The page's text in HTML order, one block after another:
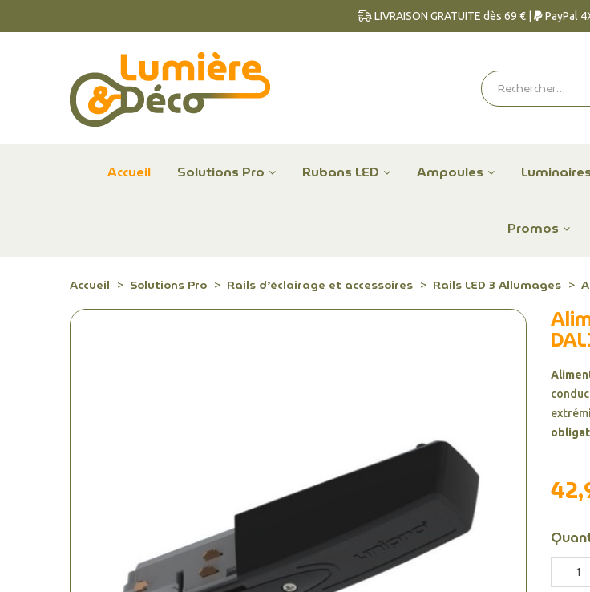
LIVRAISON GRATUITE dès 69 € | PayPal
Accueil Solutions Pro Rubans LED Ampoules Luminaires
Promos
Accueil Solutions Pro Rails d’éclairage et accessoires Rails LED 3 Allumages